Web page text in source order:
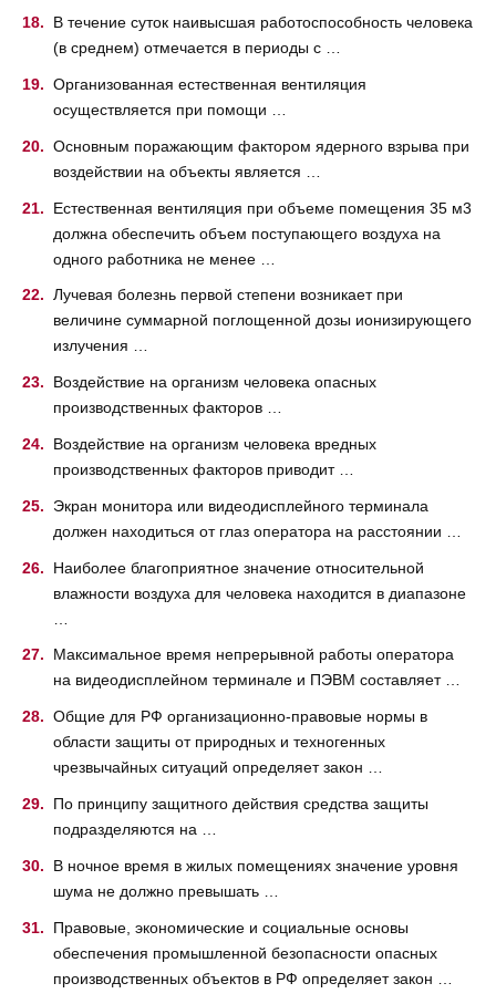
В течение суток наивысшая работоспособность человека
(в среднем) отмечается в периоды с …
Организованная естественная вентиляция
осуществляется при помощи …
Основным поражающим фактором ядерного взрыва при
воздействии на объекты является …
Естественная вентиляция при объеме помещения 35 м3
должна обеспечить объем поступающего воздуха на
одного работника не менее …
Лучевая болезнь первой степени возникает при
величине суммарной поглощенной дозы ионизирующего
излучения …
Воздействие на организм человека опасных
производственных факторов …
Воздействие на организм человека вредных
производственных факторов приводит …
Экран монитора или видеодисплейного терминала
должен находиться от глаз оператора на расстоянии …
Наиболее благоприятное значение относительной
влажности воздуха для человека находится в диапазоне
Максимальное время непрерывной работы оператора
на видеодисплейном терминале и ПЭВМ составляет …
Общие для РФ организационно-правовые нормы в
области защиты от природных и техногенных
чрезвычайных ситуаций определяет закон …
По принципу защитного действия средства защиты
подразделяются на …
В ночное время в жилых помещениях значение уровня
шума не должно превышать …
Правовые, экономические и социальные основы
обеспечения промышленной безопасности опасных
производственных объектов в РФ определяет закон …